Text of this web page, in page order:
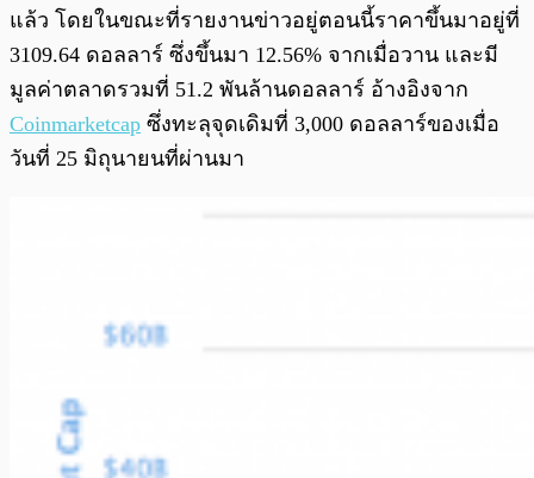
แล้ว โดยในขณะที่รายงานข่าวอยู่ตอนนี้ราคาขึ้นมาอยู่ที่
3109.64 ดอลลาร์ ซึ่งขึ้นมา 12.56% จากเมื่อวาน และมี
มูลค่าตลาดรวมที่ 51.2 พันล้านดอลลาร์ อ้างอิงจาก
Coinmarketcap ซึ่งทะลุจุดเดิมที่ 3,000 ดอลลาร์ของเมื่อ
วันที่ 25 มิถุนายนที่ผ่านมา